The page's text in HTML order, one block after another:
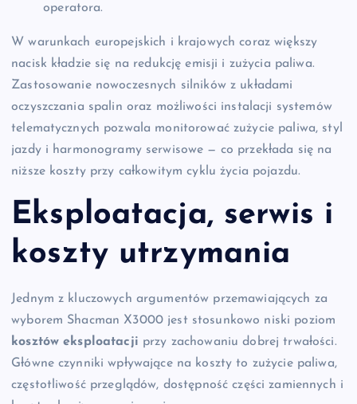
operatora.
W warunkach europejskich i krajowych coraz większy
nacisk kładzie się na redukcję emisji i zużycia paliwa.
Zastosowanie nowoczesnych silników z układami
oczyszczania spalin oraz możliwości instalacji systemów
telematycznych pozwala monitorować zużycie paliwa, styl
jazdy i harmonogramy serwisowe — co przekłada się na
niższe koszty przy całkowitym cyklu życia pojazdu.
Eksploatacja, serwis i
koszty utrzymania
Jednym z kluczowych argumentów przemawiających za
wyborem Shacman X3000 jest stosunkowo niski poziom
kosztów eksploatacji przy zachowaniu dobrej trwałości.
Główne czynniki wpływające na koszty to zużycie paliwa,
częstotliwość przeglądów, dostępność części zamiennych i